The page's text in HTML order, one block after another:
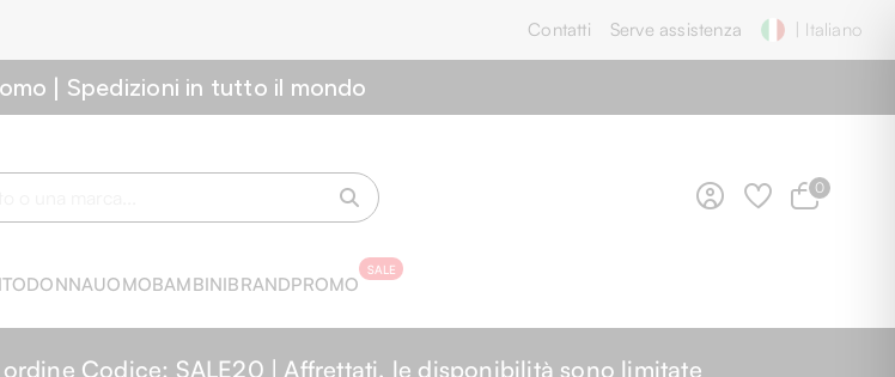
Contatti Serve assistenza | Italiano
| Spedizioni in tutto il mondo
0
DONNAUOMOBAMBINIBRANDPROMO
SALE
Codice: SALE20 | Affrettati, le disponibilità sono limitate